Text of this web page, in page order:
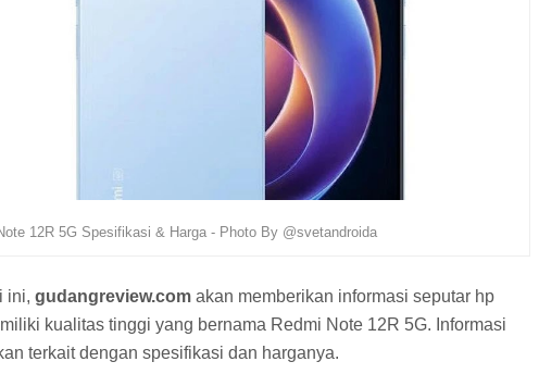
12R 5G Spesifikasi & Harga - Photo By @svetandroida
ini, gudangreview.com akan memberikan informasi seputar hp
kualitas tinggi yang bernama Redmi Note 12R 5G. Informasi
terkait dengan spesifikasi dan harganya.